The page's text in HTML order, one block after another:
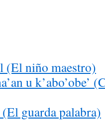
(El niño maestro)
u k’abo’obe’
(El guarda palabra)